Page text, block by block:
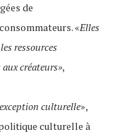
de
«Elles
ressources
créateurs»,
culturelle»,
culturelle à